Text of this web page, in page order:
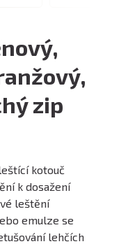
zip
kotouč
k dosažení
leštění
emulze se
lehčích